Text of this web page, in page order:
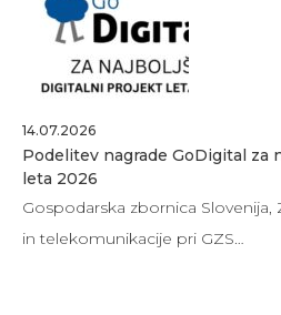
14.07.2026
Podelitev nagrade GoDigital
leta 2026
Gospodarska zbornica
in telekomunikacije pri GZS…